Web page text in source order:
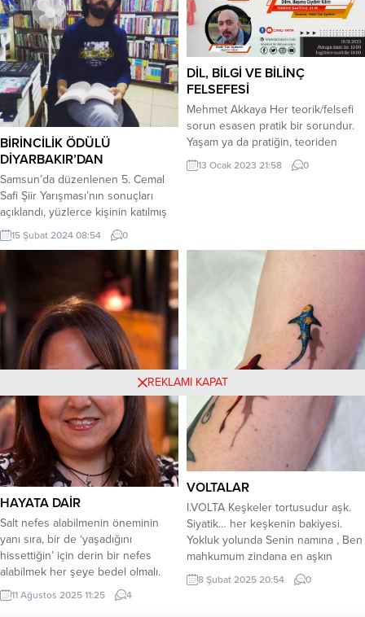
okurların yoğun ilgisiyle karşılandı.
(Basın Bülteninden) Çocuk
edebiyatının üretken
kalemlerinden çocuk kitabı yazarı
İnci Yılmaz Şimşek, 15 Aralık
Pazartesi günü 42. Uluslararası...
BİRİNCİLİK ÖDÜLÜ
DİYARBAKIR’DAN
Samsun’da düzenlenen 5. Cemal
Safi Şiir Yarışması’nın sonuçları
açıklandı, yüzlerce kişinin katılmış
olduğu yarışmada Diyarbakırlı genç
şair Ediz Servan Erdinç, ”Didem’di”
adlı şiiriyle birinci oldu, şairler şehri
olarak bilinen ve Ahmed Arif, Sezai
Karakoç, Cahit Sıtkı Tarancı, Yılmaz
Odabaşı vb. şairlerin memleketi
olan Diyarbakır’dan bir şair daha
çıktı. Aynı zamanda...
15 Şubat 2024 08:54 0
DİL, BİLGİ VE BİLİNÇ
FELSEFESİ
Mehmet Akkaya Her teorik/felsefi
sorun esasen pratik bir sorundur.
Yaşam ya da pratiğin, teoriden
önce geldiğini söylüyoruz.
Konjonktürel olarak teorinin de
olduğunu ileri sürsek de yaşamın,
esasen belirleyen olduğunu
savunmak daha güçlü bir...
13 Ocak 2023 21:58 0
HAYATA DAİR
Salt nefes alabilmenin öneminin
yanı sıra, bir de ‘yaşadığını
hissettiğin’ için derin bir nefes
alabilmek her şeye bedel olmalı.
Herkese göre değişmekle birlikte
ve yaşamaktan ne anladığımıza
11 Ağustos 2025 11:25 4
VOLTALAR
I.VOLTA Keşkeler tortusudur aşk.
Siyatik… her keşkenin bakiyesi.
Yokluk yolunda Senin namına , Ben
mahkumum zindana en aşkın
dozda. Yaşadım sanmasın kendini,
Zindandan kahraman çıkmayan.
8 Şubat 2025 20:54 0
REKLAMI KAPAT